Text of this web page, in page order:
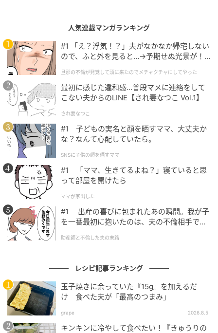
リビングからは藤木川を一望でき、自然の息吹を間近
に感じられました。
木製のダイニングテーブルや和紙のペンダント照明を
配した空間では、四季の移ろいを取り込む私邸のよう
な雰囲気を味わえます。
人気連載マンガランキング
#1 「え？浮気！？」夫がなかなか帰宅しない
ので、ふと外を見ると…→予期せぬ光景が！
クチャにしてやった
旦那の不倫が発覚して頭に来たのでメチャクチャにしてやった
最初に感じた違和感…普段マメに連絡をして
こない夫からのLINE【され妻なつこ Vol.1】
され妻なつこ
#1 子どもの実名と顔を晒すママ、大丈夫か
な？なんて心配していたら。
SNSに子供の顔を晒すママ
#1 「ママ、生きてるよね？」寝ていると思
って部屋を開けたら
ママが家出した
#1 出産の喜びに包まれたあの瞬間。我が子
を一番最初に抱いたのは、夫の不倫相手でし
助産師と不倫した夫の末路
レシピ記事ランキング
玉子焼きに余っていた『15g』を加えるだ
け 食べた夫が「最高のつまみ」
grape 2026.8.5
キンキンに冷やして食べたい！『きゅうりの